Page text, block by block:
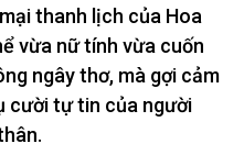
thanh lịch của Hoa
vừa nữ tính vừa cuốn
ngây thơ, mà gợi cảm
cười tự tin của người